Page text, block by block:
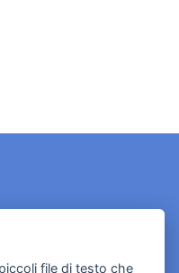
file di testo che